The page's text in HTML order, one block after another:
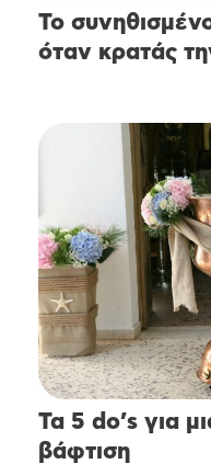
Το
όταν κρατάς
Τα 5 do’s για
βάφτιση